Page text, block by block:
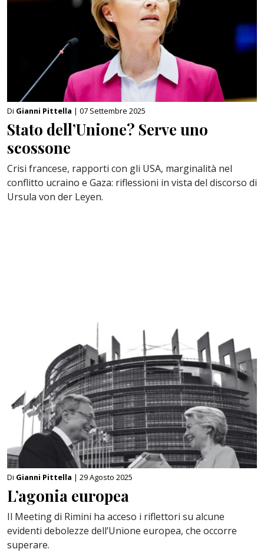
Di Gianni Pittella | 07 Settembre 2025
Stato dell’Unione? Serve uno
scossone
Crisi francese, rapporti con gli USA, marginalità nel
conflitto ucraino e Gaza: riflessioni in vista del discorso di
Ursula von der Leyen.
Di Gianni Pittella | 29 Agosto 2025
L’agonia europea
Il Meeting di Rimini ha acceso i riflettori su alcune
evidenti debolezze dell’Unione europea, che occorre
superare.